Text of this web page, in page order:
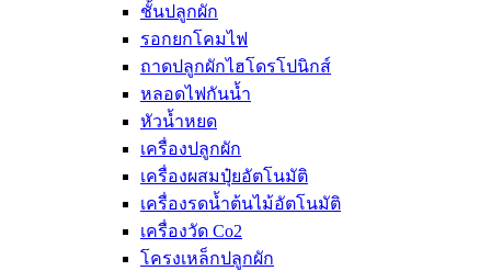
ชั้นปลูกผัก
รอกยกโคมไฟ
ถาดปลูกผักไฮโดรโปนิกส์
หลอดไฟกันน้ำ
หัวน้ำหยด
เครื่องปลูกผัก
เครื่องผสมปุ๋ยอัตโนมัติ
เครื่องรดน้ำต้นไม้อัตโนมัติ
เครื่องวัด Co2
โครงเหล็กปลูกผัก